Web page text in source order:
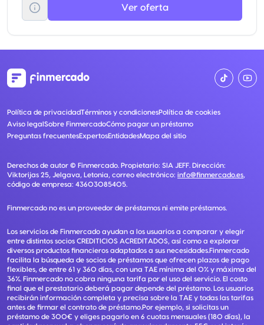
Ver oferta
Política de privacidadTérminos y condicionesPolítica de cookies
Aviso legalSobre FinmercadoCómo pagar un préstamo
Preguntas frecuentesExpertosEntidadesMapa del sitio
Derechos de autor © Finmercado. Propietario: SIA JEFF. Dirección:
Viktorijas 25, Jelgava, Letonia, correo electrónico: info@finmercado.es,
código de empresa: 43603085405.
Finmercado no es un proveedor de préstamos ni emite préstamos.
Los servicios de Finmercado ayudan a los usuarios a comparar y elegir
entre distintos socios CREDITICIOS ACREDITADOS, así como a explorar
diversos productos financieros adaptados a sus necesidades.Finmercado
facilita la búsqueda de socios de préstamos que ofrecen plazos de pago
flexibles, de entre 61 y 360 días, con una TAE mínima del 0% y máxima del
36%. Finmercado no cobra ninguna tarifa por el uso del servicio. El costo
final que el prestatario deberá pagar depende del préstamo. Los usuarios
recibirán información completa y precisa sobre la TAE y todas las tarifas
antes de firmar el contrato de préstamo.Por ejemplo, si solicitas un
préstamo de 300€ y eliges pagarlo en 6 cuotas mensuales (180 días), la